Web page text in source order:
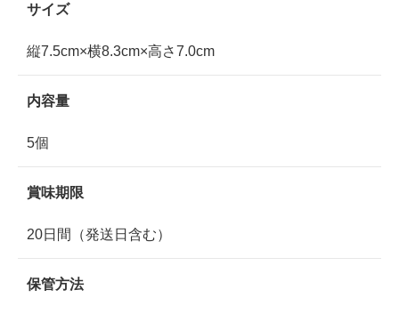
サイズ
縦7.5cm×横8.3cm×高さ7.0cm
内容量
5個
賞味期限
20日間（発送日含む）
保管方法